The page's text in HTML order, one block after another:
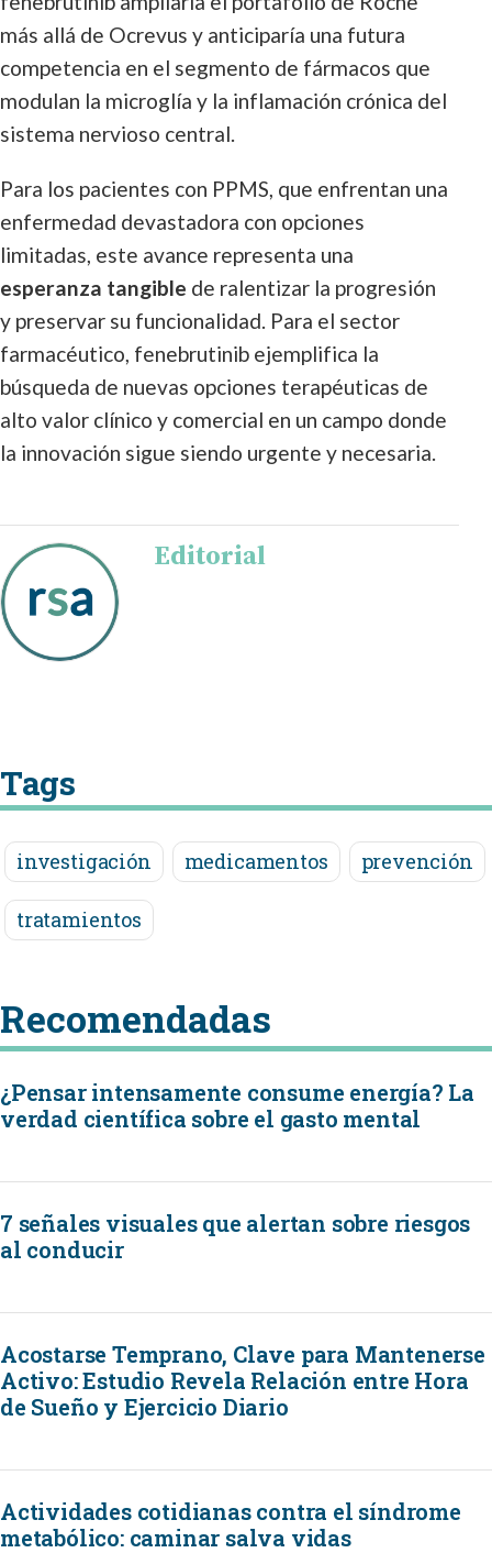
más allá de Ocrevus y anticiparía una futura
competencia en el segmento de fármacos que
modulan la microglía y la inflamación crónica del
sistema nervioso central.
Para los pacientes con PPMS, que enfrentan una
enfermedad devastadora con opciones
limitadas, este avance representa una
esperanza tangible de ralentizar la progresión
y preservar su funcionalidad. Para el sector
farmacéutico, fenebrutinib ejemplifica la
búsqueda de nuevas opciones terapéuticas de
alto valor clínico y comercial en un campo donde
la innovación sigue siendo urgente y necesaria.
Editorial
Tags
investigación medicamentos prevención
tratamientos
Recomendadas
¿Pensar intensamente consume energía? La
verdad científica sobre el gasto mental
7 señales visuales que alertan sobre riesgos
al conducir
Acostarse Temprano, Clave para Mantenerse
Activo: Estudio Revela Relación entre Hora
de Sueño y Ejercicio Diario
Actividades cotidianas contra el síndrome
metabólico: caminar salva vidas